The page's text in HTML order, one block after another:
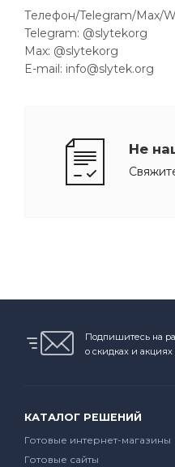
Телефон/Telegram/Max/
Telegram: @slytekorg
Max: @slytekorg
E-mail: info@slytek.org
Не
Подпишитесь на
о скидках и
КАТАЛОГ РЕШЕНИЙ
Готовые интернет-магазины
Готовые сайты